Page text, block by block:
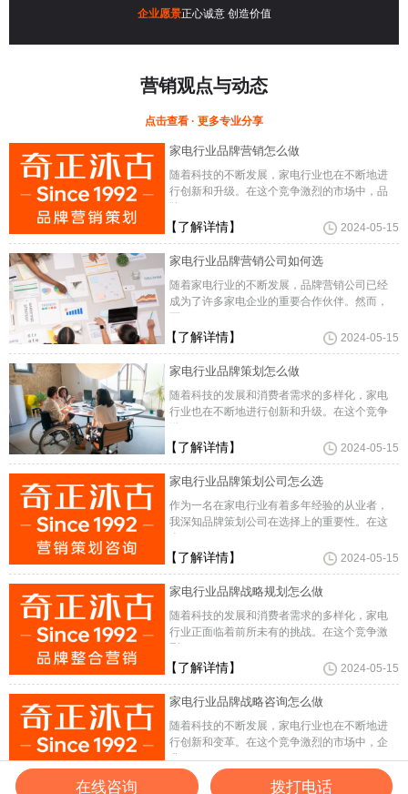
企业愿景正心诚意 创造价值
营销观点与动态
点击查看 · 更多专业分享
家电行业品牌营销怎么做
随着科技的不断发展，家电行业也在不断地进
行创新和升级。在这个竞争激烈的市场中，品
牌
【了解详情】 2024-05-15
家电行业品牌营销公司如何选
随着家电行业的不断发展，品牌营销公司已经
成为了许多家电企业的重要合作伙伴。然而，
面
【了解详情】 2024-05-15
家电行业品牌策划怎么做
随着科技的发展和消费者需求的多样化，家电
行业也在不断地进行创新和升级。在这个竞争
激
【了解详情】 2024-05-15
家电行业品牌策划公司怎么选
作为一名在家电行业有着多年经验的从业者，
我深知品牌策划公司在选择上的重要性。在这
个
【了解详情】 2024-05-15
家电行业品牌战略规划怎么做
随着科技的发展和消费者需求的多样化，家电
行业正面临着前所未有的挑战。在这个竞争激
烈
【了解详情】 2024-05-15
家电行业品牌战略咨询怎么做
随着科技的不断发展，家电行业也在不断地进
行创新和变革。在这个竞争激烈的市场中，企
业
【了解详情】 2024-05-15
在线咨询 拨打电话